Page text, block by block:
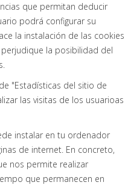
que permitan deducir
podrá configurar su
la instalación de las cookies
perjudique la posibilidad del
"Estadísticas del sitio de
las visitas de los usuarioas
instalar en tu ordenador
de internet. En concreto,
nos permite realizar
que permanecen en